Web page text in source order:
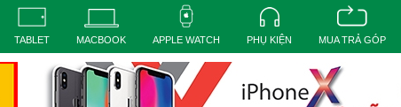
TABLET MACBOOK APPLE WATCH PHỤ KIỆN MUA TRẢ GÓP